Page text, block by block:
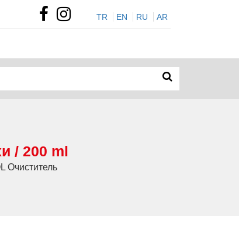
TR EN RU AR
/ 200 ml
Очиститель